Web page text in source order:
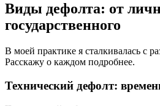
Виды дефолта: от
государственного
В моей практике я сталкивалась с
Расскажу о каждом подробнее.
Технический дефолт: